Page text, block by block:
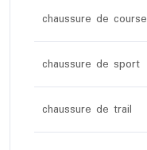
chaussure de course
chaussure de sport
chaussure de trail